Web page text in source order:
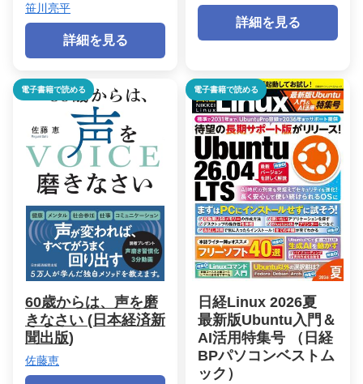
笹川亮平
詳細を見る
詳細を見る
電子書籍で読める
60歳からは、声を磨
きなさい (日本経済新
聞出版)
佐藤恵
電子書籍で読める
日経Linux 2026夏
最新版Ubuntu入門＆
AI活用特集号 （日経
BPパソコンベストム
ック）